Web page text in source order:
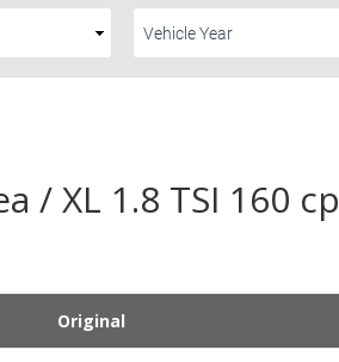
/ XL 1.8 TSI 160 cp
Original